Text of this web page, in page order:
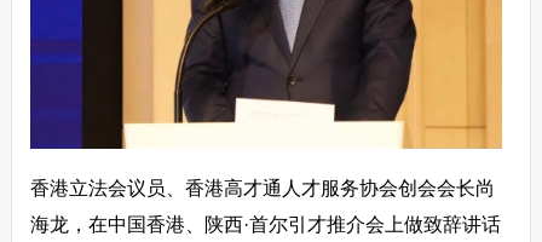
香港立法会议员、香港高才通人才服务协会创会会长尚
海龙，在中国香港、陕西·首尔引才推介会上做致辞讲话